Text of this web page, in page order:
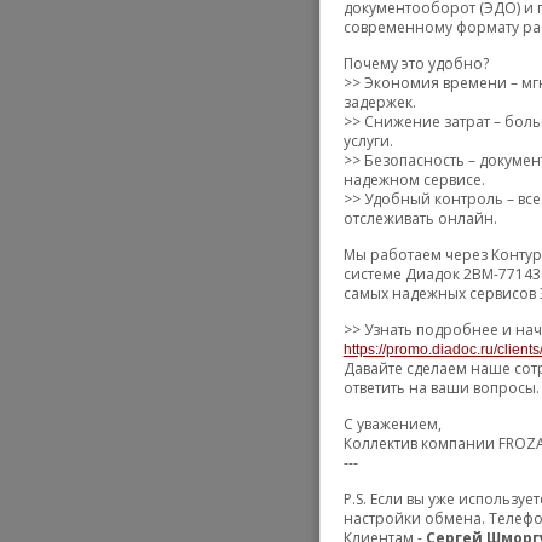
документооборот (ЭДО) и
современному формату
Почему это удобно?
>> Экономия времени –
задержек.
>> Снижение затрат –
услуги.
>> Безопасность –
надежном сервисе.
>> Удобный контроль –
отслеживать онлайн.
Мы работаем через
системе Диадок 2BM-
самых надежных
>> Узнать подробнее и
https://promo.diadoc.ru/
Давайте сделаем наше
ответить на ваши вопросы.
С уважением,
Коллектив компании
---
P.S. Если вы уже
настройки обмена.
Клиентам - Сергей